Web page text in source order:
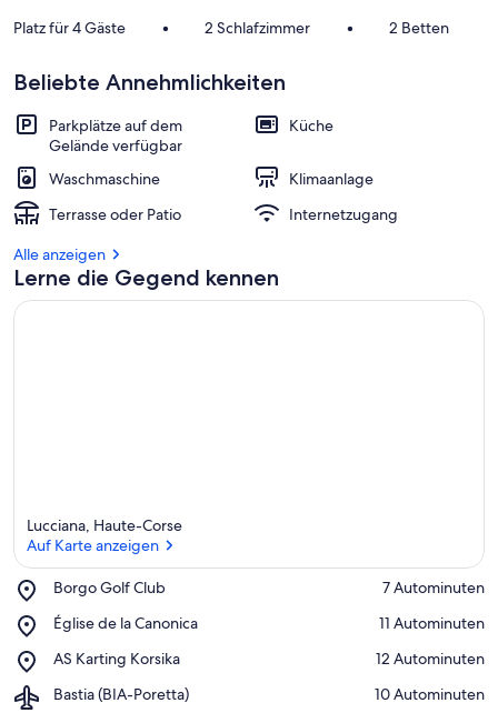
Platz für 4 Gäste • 2 Schlafzimmer • 2 Betten
Beliebte Annehmlichkeiten
Parkplätze auf dem
Gelände verfügbar
Küche
Waschmaschine
Klimaanlage
Terrasse oder Patio
Internetzugang
Alle anzeigen
Lerne die Gegend kennen
Lucciana, Haute-Corse
Auf Karte anzeigen
Borgo Golf Club
Place,
Golf
‪7 Autominuten‬
Église de la Canonica
Place,
de
Canonica
‪11 Autominuten‬
AS Karting Korsika
Place,
Karting
‪12 Autominuten‬
Bastia (BIA-Poretta)
Airport,
‪10 Autominuten‬